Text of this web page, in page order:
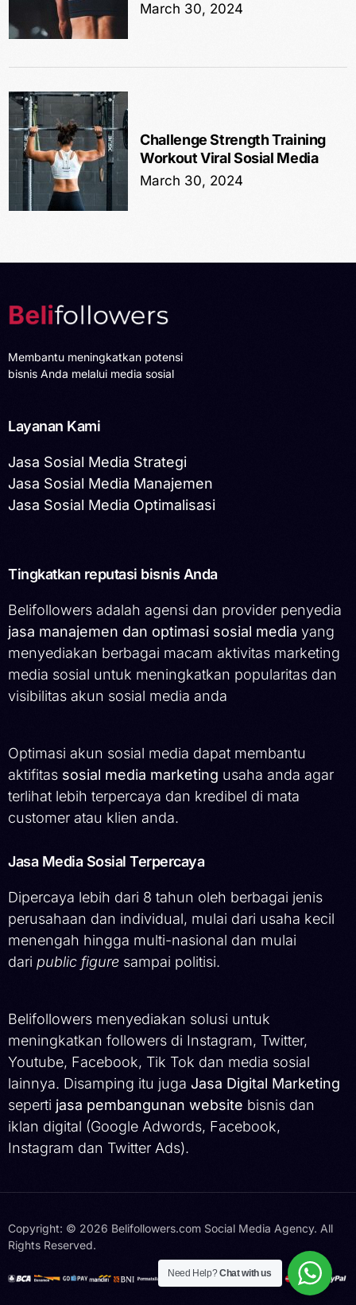
March 30, 2024
Challenge Strength Training
Workout Viral Sosial Media
March 30, 2024
Membantu meningkatkan potensi
bisnis Anda melalui media sosial
Layanan Kami
Jasa Sosial Media Strategi
Jasa Sosial Media Manajemen
Jasa Sosial Media Optimalisasi
Tingkatkan reputasi bisnis Anda
Belifollowers adalah agensi dan provider penyedia
jasa manajemen dan optimasi sosial media yang
menyediakan berbagai macam aktivitas marketing
media sosial untuk meningkatkan popularitas dan
visibilitas akun sosial media anda
Optimasi akun sosial media dapat membantu
aktifitas sosial media marketing usaha anda agar
terlihat lebih terpercaya dan kredibel di mata
customer atau klien anda.
Jasa Media Sosial Terpercaya
Dipercaya lebih dari 8 tahun oleh berbagai jenis
perusahaan dan individual, mulai dari usaha kecil
menengah hingga multi-nasional dan mulai
dari public figure sampai politisi.
Belifollowers menyediakan solusi untuk
meningkatkan followers di Instagram, Twitter,
Youtube, Facebook, Tik Tok dan media sosial
lainnya. Disamping itu juga Jasa Digital Marketing
seperti jasa pembangunan website bisnis dan
iklan digital (Google Adwords, Facebook,
Instagram dan Twitter Ads).
Copyright: © 2026 Belifollowers.com Social Media Agency. All
Rights Reserved.
Hubungi Kami
Need Help?Chat with us